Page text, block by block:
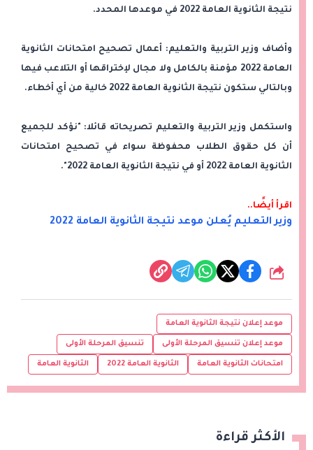
نتيجة الثانوية العامة 2022 في موعدها المحدد.
وأضاف وزير التربية والتعليم: أعمال تصحيح امتحانات الثانوية
العامة 2022 مؤمنة بالكامل ولا مجال لإختراقها أو التلاعب فيها
وبالتالي ستكون نتيجة الثانوية العامة 2022 خالية من أي أخطاء.
واستكمل وزير التربية والتعليم تصريحاته قائلا: "نؤكد للجميع
أن كل حقوق الطلاب محفوظة سواء في تصحيح امتحانات
الثانوية العامة 2022 أو في نتيجة الثانوية العامة 2022".
اقرأ أيضًا..
وزير التعليم يُعلن موعد نتيجة الثانوية العامة 2022
شارك
موعد إعلان نتيجة الثانوية العامة
موعد إعلان تنسيق المرحلة الأولى تنسيق المرحلة الأولى
امتحانات الثانوية العامة الثانوية العامة 2022 الثانوية العامة
الأكثر قراءة